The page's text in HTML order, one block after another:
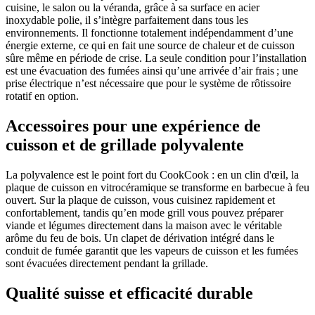
cuisine, le salon ou la véranda, grâce à sa surface en acier
inoxydable polie, il s’intègre parfaitement dans tous les
environnements. Il fonctionne totalement indépendamment d’une
énergie externe, ce qui en fait une source de chaleur et de cuisson
sûre même en période de crise. La seule condition pour l’installation
est une évacuation des fumées ainsi qu’une arrivée d’air frais ; une
prise électrique n’est nécessaire que pour le système de rôtissoire
rotatif en option.
Accessoires pour une expérience de
cuisson et de grillade polyvalente
La polyvalence est le point fort du CookCook : en un clin d'œil, la
plaque de cuisson en vitrocéramique se transforme en barbecue à feu
ouvert. Sur la plaque de cuisson, vous cuisinez rapidement et
confortablement, tandis qu’en mode grill vous pouvez préparer
viande et légumes directement dans la maison avec le véritable
arôme du feu de bois. Un clapet de dérivation intégré dans le
conduit de fumée garantit que les vapeurs de cuisson et les fumées
sont évacuées directement pendant la grillade.
Qualité suisse et efficacité durable